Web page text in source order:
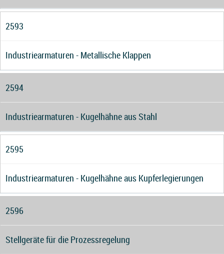
2593
Industriearmaturen - Metallische Klappen
2594
Industriearmaturen - Kugelhähne aus Stahl
2595
Industriearmaturen - Kugelhähne aus Kupferlegierungen
2596
Stellgeräte für die Prozessregelung